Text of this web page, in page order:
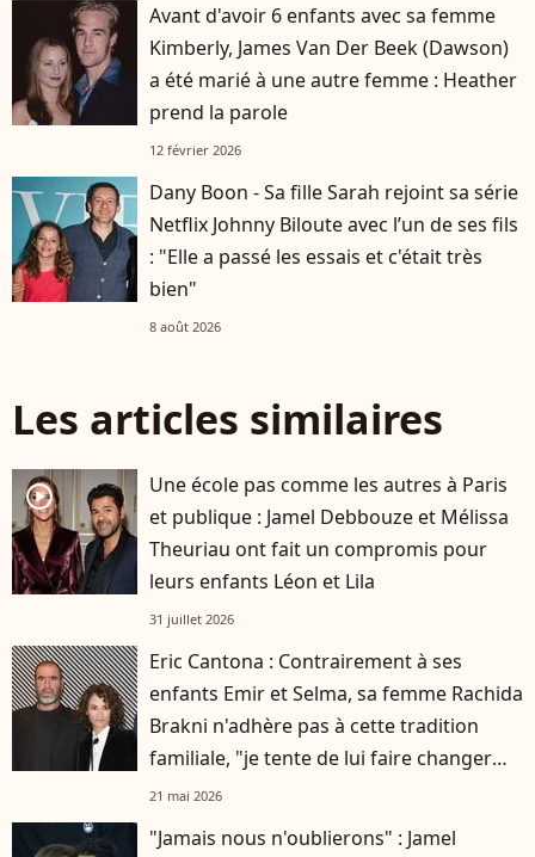
Avant d'avoir 6 enfants avec sa femme
Kimberly, James Van Der Beek (Dawson)
a été marié à une autre femme : Heather
prend la parole
12 février 2026
Dany Boon - Sa fille Sarah rejoint sa série
Netflix Johnny Biloute avec l’un de ses fils
: "Elle a passé les essais et c'était très
bien"
8 août 2026
Les articles similaires
player2
Une école pas comme les autres à Paris
et publique : Jamel Debbouze et Mélissa
Theuriau ont fait un compromis pour
leurs enfants Léon et Lila
31 juillet 2026
Eric Cantona : Contrairement à ses
enfants Emir et Selma, sa femme Rachida
Brakni n'adhère pas à cette tradition
familiale, "je tente de lui faire changer
d'avis"
21 mai 2026
"Jamais nous n'oublierons" : Jamel